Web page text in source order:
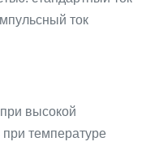
ток
высокой
температуре